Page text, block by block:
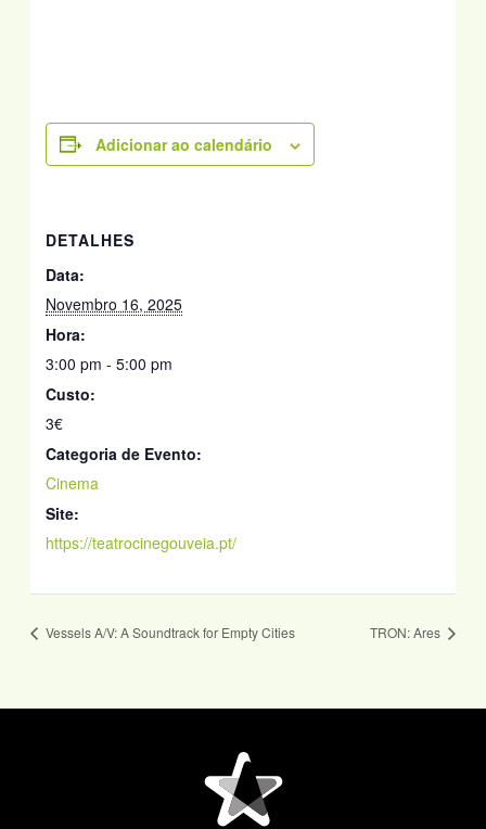
Adicionar ao calendário
DETALHES
Data:
Novembro 16, 2025
Hora:
3:00 pm - 5:00 pm
Custo:
3€
Categoria de Evento:
Cinema
Site:
https://teatrocinegouveia.pt/
Vessels A/V: A Soundtrack for Empty Cities TRON: Ares